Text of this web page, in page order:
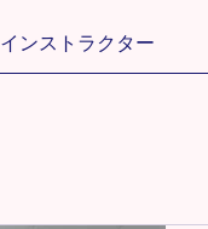
インストラクター